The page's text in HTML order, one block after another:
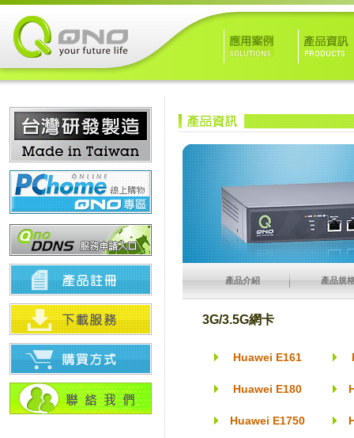
產品介紹 產品規
3G/3.5G網卡
Huawei E161
Huawei E180
Huawei E1750